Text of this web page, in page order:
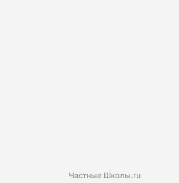
Частные Школы.ru